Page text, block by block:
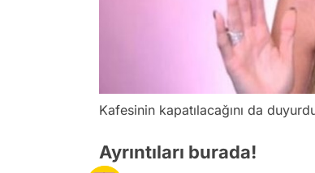
Kafesinin kapatılacağını da
Ayrıntıları burada!